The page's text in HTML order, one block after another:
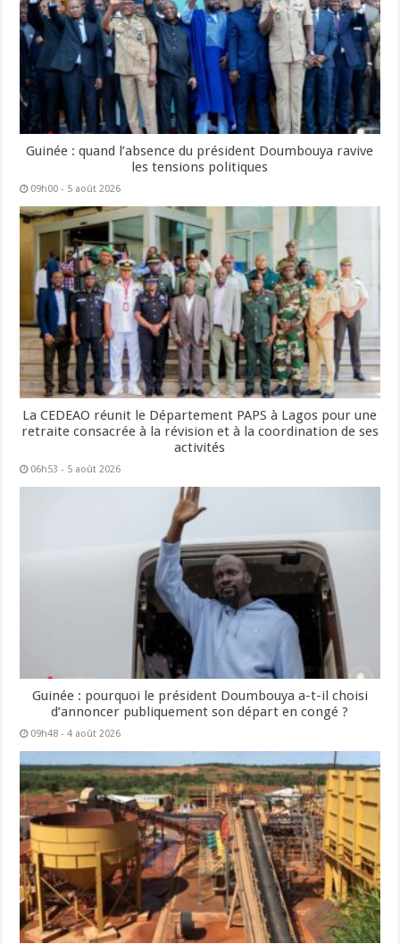
Guinée : quand l’absence du président Doumbouya ravive
les tensions politiques
09h00 - 5 août 2026
La CEDEAO réunit le Département PAPS à Lagos pour une
retraite consacrée à la révision et à la coordination de ses
activités
06h53 - 5 août 2026
Guinée : pourquoi le président Doumbouya a-t-il choisi
d’annoncer publiquement son départ en congé ?
09h48 - 4 août 2026